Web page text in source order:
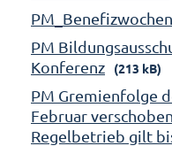
PM
Konferenz
(213 kB)
PM Gremienfolge
Februar
Regelbetrieb gilt